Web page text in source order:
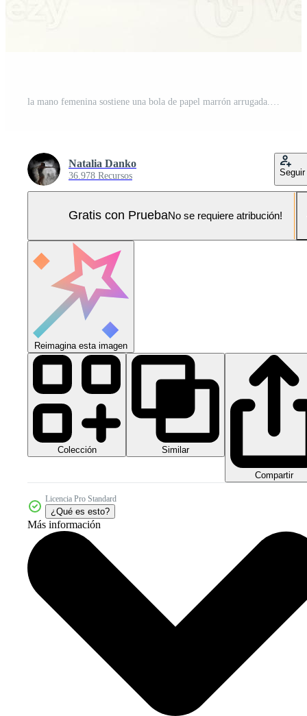
Natalia Danko
36.978 Recursos Seguir
Gratis con PruebaNo se requiere atribución!
Reimagina esta imagen
Colección Similar
Compartir
Licencia Pro Standard
¿Qué es esto?
Más información